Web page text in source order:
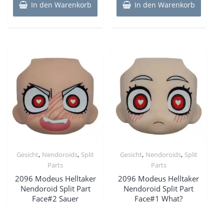
In den Warenkorb In den Warenkorb
Gesicht, Nendoroids, Split
Parts
2096 Modeus Helltaker
Nendoroid Split Part
Face#2 Sauer
Gesicht, Nendoroids, Split
Parts
2096 Modeus Helltaker
Nendoroid Split Part
Face#1 What?